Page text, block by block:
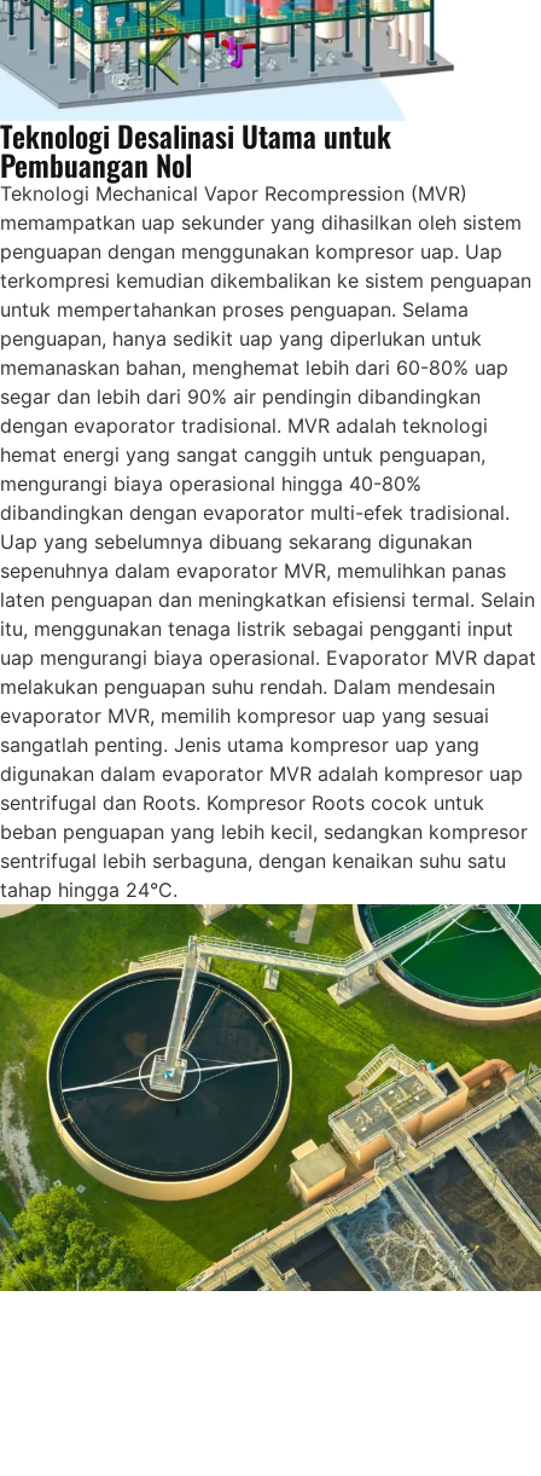
Teknologi Desalinasi Utama untuk
Pembuangan Nol
Teknologi Mechanical Vapor Recompression (MVR)
memampatkan uap sekunder yang dihasilkan oleh sistem
penguapan dengan menggunakan kompresor uap. Uap
terkompresi kemudian dikembalikan ke sistem penguapan
untuk mempertahankan proses penguapan. Selama
penguapan, hanya sedikit uap yang diperlukan untuk
memanaskan bahan, menghemat lebih dari 60-80% uap
segar dan lebih dari 90% air pendingin dibandingkan
dengan evaporator tradisional. MVR adalah teknologi
hemat energi yang sangat canggih untuk penguapan,
mengurangi biaya operasional hingga 40-80%
dibandingkan dengan evaporator multi-efek tradisional.
Uap yang sebelumnya dibuang sekarang digunakan
sepenuhnya dalam evaporator MVR, memulihkan panas
laten penguapan dan meningkatkan efisiensi termal. Selain
itu, menggunakan tenaga listrik sebagai pengganti input
uap mengurangi biaya operasional. Evaporator MVR dapat
melakukan penguapan suhu rendah. Dalam mendesain
evaporator MVR, memilih kompresor uap yang sesuai
sangatlah penting. Jenis utama kompresor uap yang
digunakan dalam evaporator MVR adalah kompresor uap
sentrifugal dan Roots. Kompresor Roots cocok untuk
beban penguapan yang lebih kecil, sedangkan kompresor
sentrifugal lebih serbaguna, dengan kenaikan suhu satu
tahap hingga 24°C.